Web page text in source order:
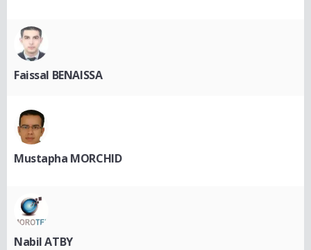
Faissal BENAISSA
Mustapha MORCHID
Nabil ATBY